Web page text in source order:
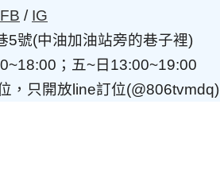
FB / IG
5號(中油加油站旁的巷子裡)
；五~日13:00~19:00
，只開放line訂位(@806tvmdq)